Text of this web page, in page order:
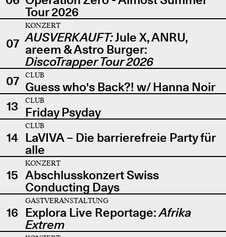
Tour 2026
07
KONZERT
AUSVERKAUFT:Jule X, ANRU,
areem & Astro Burger:
DiscoTrapper Tour 2026
07
CLUB
Guess who's Back?! w/ Hanna Noir
13
CLUB
Friday Psyday
14
CLUB
LaVIVA – Die barrierefreie Party für
alle
15
KONZERT
Abschlusskonzert Swiss
Conducting Days
16
GASTVERANSTALTUNG
Explora Live Reportage:Afrika
Extrem